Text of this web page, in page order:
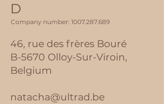
D
Company number: 1007.287.689
46, rue des frères Bouré
B-5670 Olloy-Sur-Viroin,
Belgium
natacha@ultrad.be